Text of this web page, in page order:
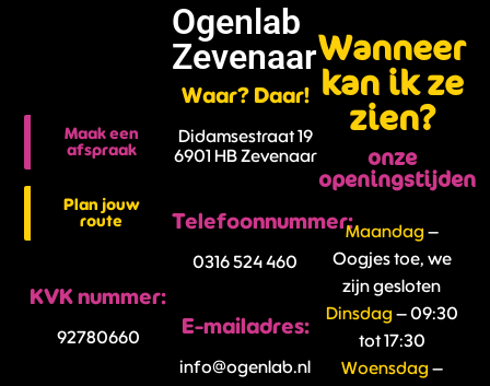
Ogenlab
Zevenaar
Waar? Daar!
Didamsestraat 19
6901 HB Zevenaar
Telefoonnummer:
0316 524 460
E-mailadres:
info@ogenlab.nl
Maak een
afspraak
Plan jouw
route
KVK nummer:
92780660
Wanneer
kan ik ze
zien?
onze
openingstijden
Maandag –
Oogjes toe, we
zijn gesloten
Dinsdag – 09:30
tot 17:30
Woensdag –